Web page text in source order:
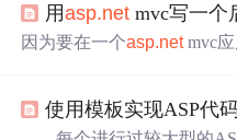
用asp.net mvc写一个
因为要在一个asp.netmvc
以下文档： A.实现一个Ajax
SP.NETMVC 檔案上傳下
使用模板实现ASP代